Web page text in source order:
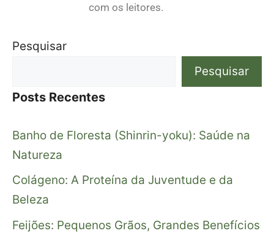
com os leitores.
Pesquisar
Pesquisar
Posts Recentes
Banho de Floresta (Shinrin-yoku): Saúde na
Natureza
Colágeno: A Proteína da Juventude e da
Beleza
Feijões: Pequenos Grãos, Grandes Benefícios